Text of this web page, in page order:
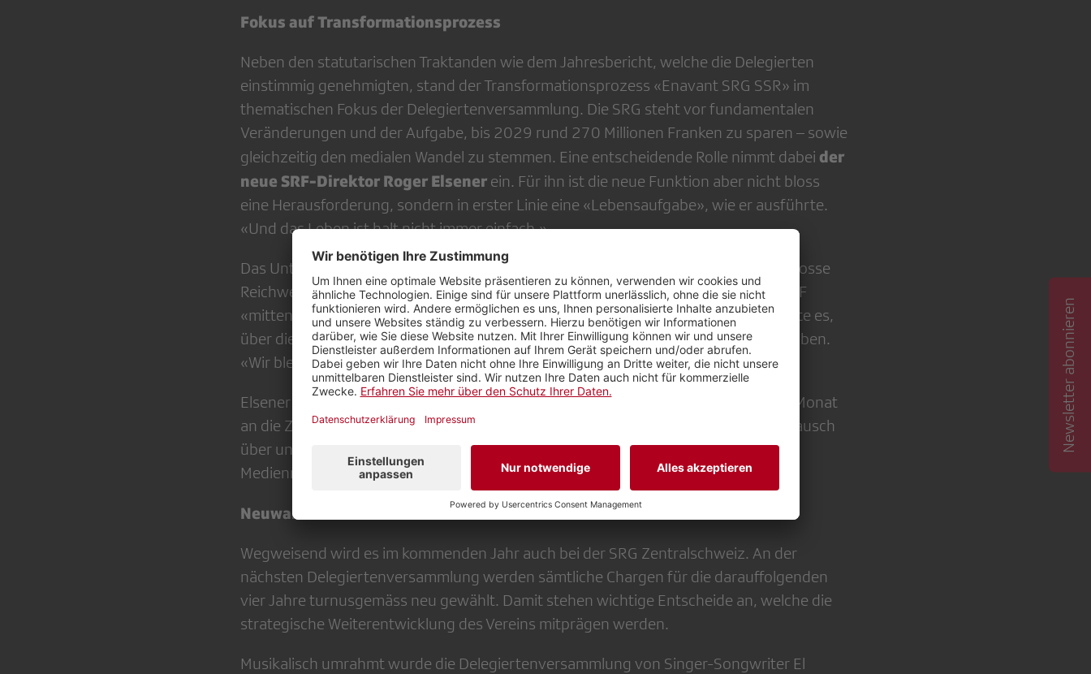
Fokus auf Transformationsprozess
Neben den statutarischen Traktanden wie dem Jahresbericht, welche die Delegierten
einstimmig genehmigten, stand der Transformationsprozess «Enavant SRG SSR» im
thematischen Fokus der Delegiertenversammlung. Die SRG steht vor fundamentalen
Veränderungen und der Aufgabe, bis 2029 rund 270 Millionen Franken zu sparen – sowie
gleichzeitig den medialen Wandel zu stemmen. Eine entscheidende Rolle nimmt dabei der
neue SRF-Direktor Roger Elsener ein. Für ihn ist die neue Funktion aber nicht bloss
eine Herausforderung, sondern in erster Linie eine «Lebensaufgabe», wie er ausführte.
«Und das Leben ist halt nicht immer einfach.»
Das Unternehmen sei gut aufgestellt, sagte der Zuger. Es zähle nach wie vor auf grosse
Reichweite und viel Vertrauen. Doch gleichzeitig stecke die SRG und damit auch SRF
«mitten im Strudel eines grossen Wandels». Um relevant zu bleiben, so Elsener, gelte es,
über die Sprachregionen hinweg näher zusammenzuarbeiten und innovativ zu bleiben.
«Wir bleiben wichtig, verankert in der Region.»
Elsener trat seine Rolle am 1. Mai an und wandte sich somit noch in seinem ersten Monat
an die Zentralschweizer Delegierten. Diese nutzten die Gelegenheit für einen Austausch
über unterschiedliche Themen innerhalb der SRG und die Veränderung der
Mediennutzung.
Neuwahlen stehen bevor
Wegweisend wird es im kommenden Jahr auch bei der SRG Zentralschweiz. An der
nächsten Delegiertenversammlung werden sämtliche Chargen für die darauffolgenden
vier Jahre turnusgemäss neu gewählt. Damit stehen wichtige Entscheide an, welche die
strategische Weiterentwicklung des Vereins mitprägen werden.
Musikalisch umrahmt wurde die Delegiertenversammlung von Singer-Songwriter El
Newsletter abonnieren